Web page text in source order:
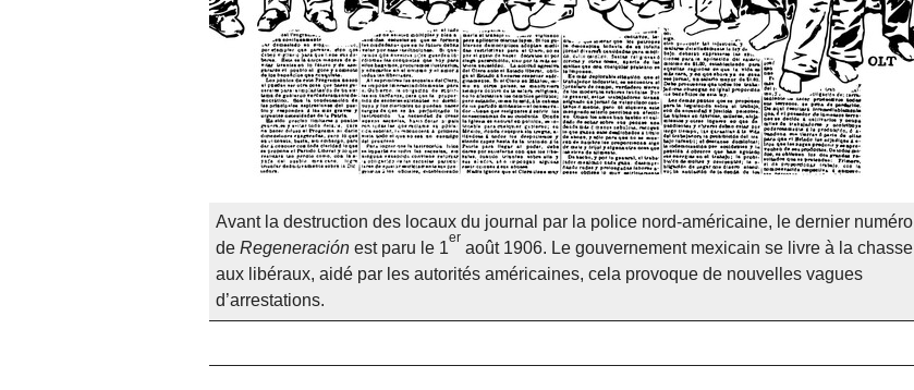
Avant la destruction des locaux du journal par la police nord-américaine, le dernier numéro
de Regeneración est paru le 1
er
août 1906. Le gouvernement mexicain se livre à la chasse
aux libéraux, aidé par les autorités américaines, cela provoque de nouvelles vagues
d’arrestations.